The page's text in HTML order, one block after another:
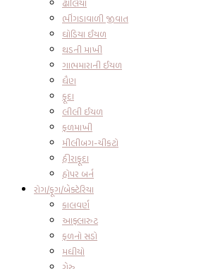
ઢાંલિયા
ભીંગડાવાળી જીવાત
ઘોડિયા ઈયળ
થડની માખી
ગાભમારાની ઈયળ
ધૈણ
ફૂદા
લીલી ઈયળ
ફળમાખી
મીલીબગ-ચીકટો
હીરાફૂદા
હોપર બર્ન
રોગ/ફૂગ/બેક્ટેરિયા
કાલવર્ણ
આફ્લારુટ
ફળનો સડો
મધીયો